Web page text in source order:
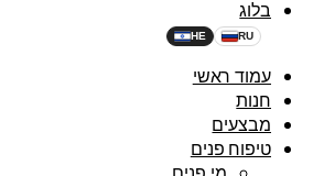
בלוג
HE RU
עמוד ראשי
חנות
מבצעים
טיפוח פנים